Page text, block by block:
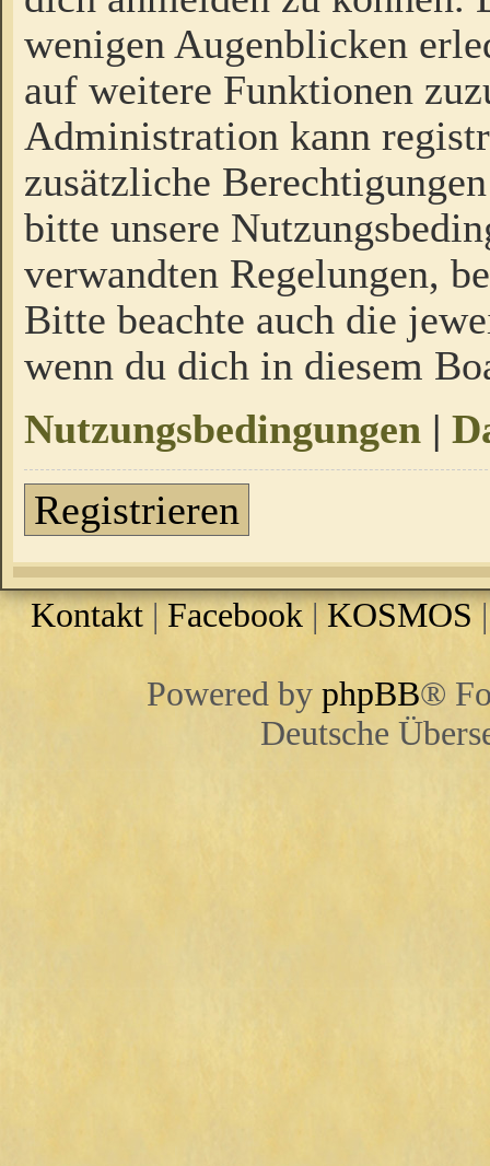
wenigen Augenblicken
auf weitere Funktionen
Administration kann
zusätzliche
bitte unsere
verwandten Regelungen,
Bitte beachte auch die
wenn du dich in diesem
Nutzungsbedingungen |
Registrieren
Kontakt | Facebook |KOSMOS
Powered by phpBB®
Deutsche